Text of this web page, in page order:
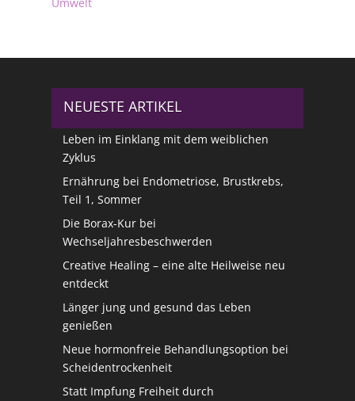
NEUESTE ARTIKEL
Leben im Einklang mit dem weiblichen
Zyklus
Ernährung bei Endometriose, Brustkrebs,
Teil 1, Sommer
Die Borax-Kur bei
Wechseljahresbeschwerden
Creative Healing – eine alte Heilweise neu
entdeckt
Länger jung und gesund das Leben
genießen
Neue hormonfreie Behandlungsoption bei
Scheidentrockenheit
Statt Impfung Freiheit durch